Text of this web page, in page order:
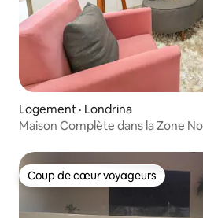
Logement · Londrina
Maison Complète dans la Zone
Coup de cœur voyageurs
Coup de cœur voyageurs